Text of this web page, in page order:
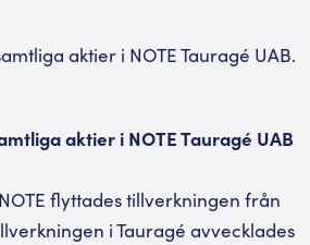
aktier i NOTE Tauragé UAB.
aktier i NOTE Tauragé UAB
flyttades tillverkningen från
i Tauragé avvecklades